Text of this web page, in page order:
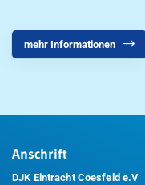
mehr Informationen
Anschrift
DJK Eintracht Coesfeld e.V